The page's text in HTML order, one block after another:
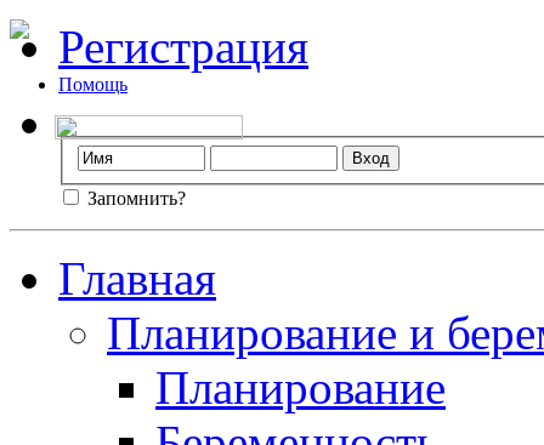
Регистрация
Помощь
Запомнить?
Главная
Планирование и
Планирование